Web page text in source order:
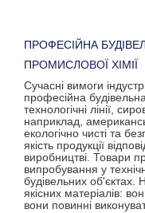
ПРОФЕСІЙНА
ПРОМИСЛОВОЇ ХІМІЇ
Сучасні вимоги
професійна
технологічні лінії,
наприклад,
екологічно чисті та
якість продукції
виробництві. Товари
випробування у
будівельних об'єктах.
якісних матеріалів:
вони повинні